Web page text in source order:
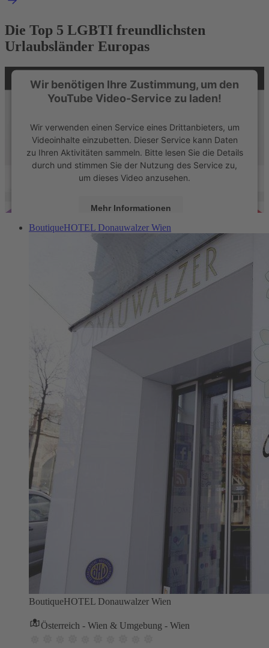
Die Top 5 LGBTI freundlichsten
Urlaubsländer Europas
Wir benötigen Ihre Zustimmung, um den
YouTube Video-Service zu laden!
Wir verwenden einen Service eines Drittanbieters, um
Videoinhalte einzubetten. Dieser Service kann Daten
zu Ihren Aktivitäten sammeln. Bitte lesen Sie die Details
durch und stimmen Sie der Nutzung des Service zu,
um dieses Video anzusehen.
Mehr Informationen
Usercentrics Consent Management
BoutiqueHOTEL Donauwalzer Wien
BoutiqueHOTEL Donauwalzer Wien
Österreich - Wien & Umgebung - Wien